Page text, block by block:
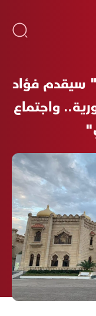
سيقدم فؤاد
واجتماع